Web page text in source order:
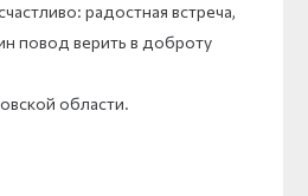
радостная встреча,
повод верить в доброту
области.